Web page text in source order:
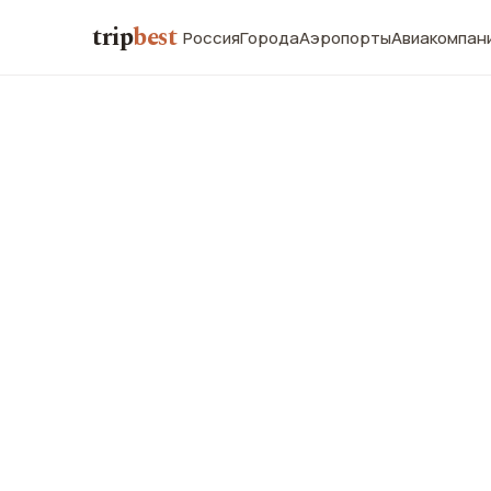
tripbest РоссияГородаАэропорты